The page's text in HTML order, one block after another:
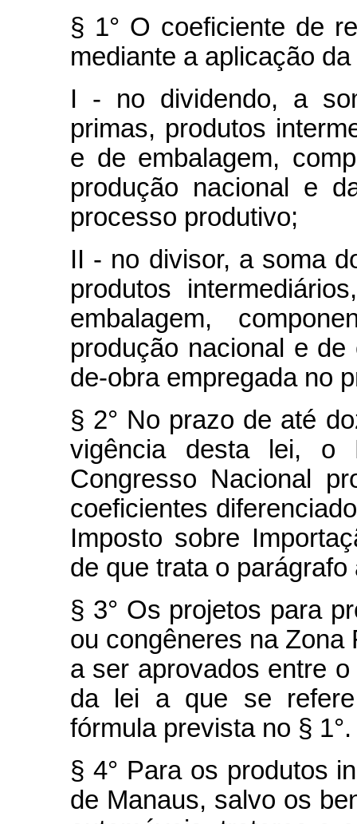
§ 1° O coeficiente de
mediante a aplicação
I - no dividendo, a
primas, produtos
e de embalagem,
produção nacional e
processo produtivo;
II - no divisor, a soma
produtos
embalagem,
produção nacional e
de-obra empregada no
§ 2° No prazo de até
vigência desta lei, o
Congresso Nacional
coeficientes
Imposto sobre
de que trata o parágrafo
§ 3° Os projetos para
ou congêneres na Zona
a ser aprovados entre
da lei a que se
fórmula prevista no § 1°.
§ 4° Para os produtos
de Manaus, salvo os